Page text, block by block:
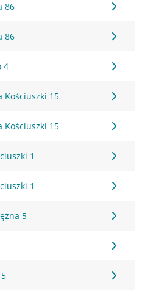
86
86
4
Kościuszki 15
Kościuszki 15
1
1
5